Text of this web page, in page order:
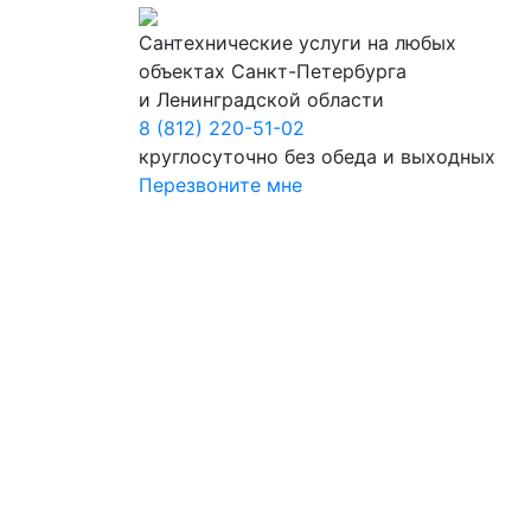
Сантехнические услуги на любых
объектах Санкт-Петербурга
и Ленинградской области
8 (812) 220-51-02
круглосуточно без обеда и выходных
Перезвоните мне